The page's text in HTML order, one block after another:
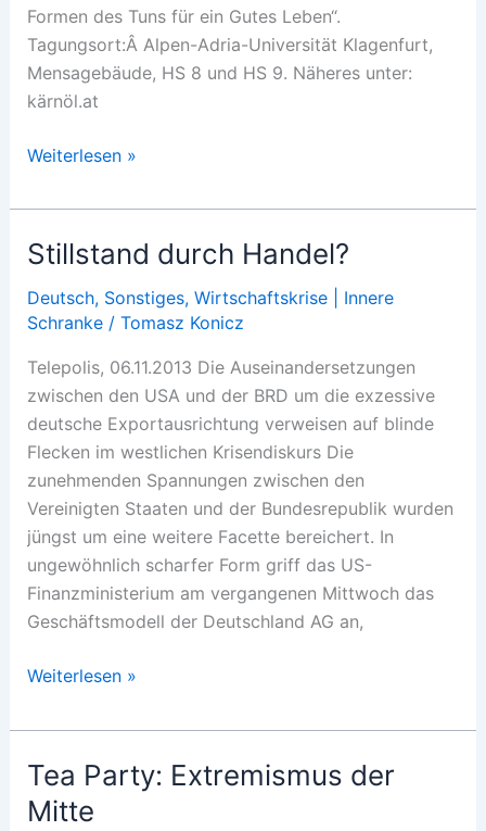
Formen des Tuns für ein Gutes Leben“.
Tagungsort:Â Alpen-Adria-Universität Klagenfurt,
Mensagebäude, HS 8 und HS 9. Näheres unter:
kärnöl.at
Tagung
Weiterlesen »
Stillstand durch Handel?
Deutsch, Sonstiges, Wirtschaftskrise | Innere
Schranke/ Tomasz Konicz
Telepolis, 06.11.2013 Die Auseinandersetzungen
zwischen den USA und der BRD um die exzessive
deutsche Exportausrichtung verweisen auf blinde
Flecken im westlichen Krisendiskurs Die
zunehmenden Spannungen zwischen den
Vereinigten Staaten und der Bundesrepublik wurden
jüngst um eine weitere Facette bereichert. In
ungewöhnlich scharfer Form griff das US-
Finanzministerium am vergangenen Mittwoch das
Geschäftsmodell der Deutschland AG an,
Stillstand
Handel?
Weiterlesen »
Tea Party: Extremismus der
Mitte